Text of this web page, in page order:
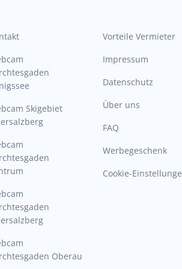
Skigebiet
Oberau
Vorteile Vermieter
Impressum
Datenschutz
Über uns
FAQ
Werbegeschenk
Cookie-